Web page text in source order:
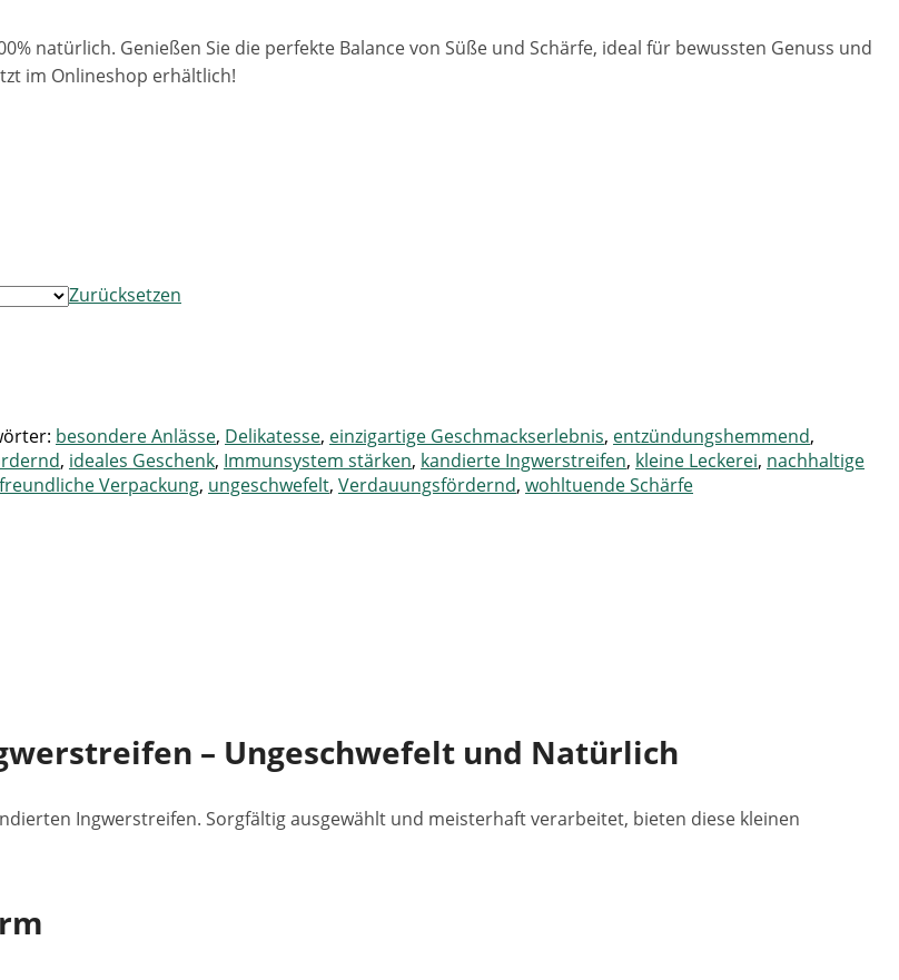
natürlich. Genießen Sie die perfekte Balance von Süße und Schärfe, ideal für bewussten Genuss und
im Onlineshop erhältlich!
Zurücksetzen
besondere Anlässe, Delikatesse, einzigartige Geschmackserlebnis, entzündungshemmend,
, ideales Geschenk, Immunsystem stärken, kandierte Ingwerstreifen, kleine Leckerei, nachhaltige
Verpackung, ungeschwefelt, Verdauungsfördernd, wohltuende Schärfe
– Ungeschwefelt und Natürlich
Ingwerstreifen. Sorgfältig ausgewählt und meisterhaft verarbeitet, bieten diese kleinen